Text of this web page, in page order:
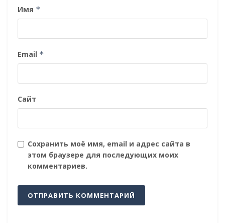
Имя *
Email *
Сайт
Сохранить моё имя, email и адрес сайта в
этом браузере для последующих моих
комментариев.